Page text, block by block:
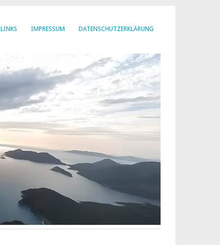
LINKS IMPRESSUM DATENSCHUTZERKLÄRUNG